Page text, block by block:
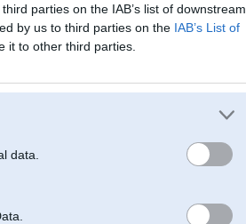
parties on the IAB’s list of downstream
by us to third parties on the IAB’s List of
it to other third parties.
data.